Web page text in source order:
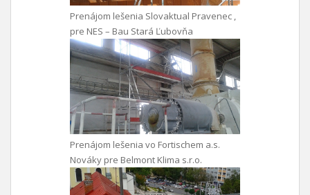
Prenájom lešenia Slovaktual Pravenec ,
pre NES – Bau Stará Ľubovňa
Prenájom lešenia vo Fortischem a.s.
Nováky pre Belmont Klima s.r.o.